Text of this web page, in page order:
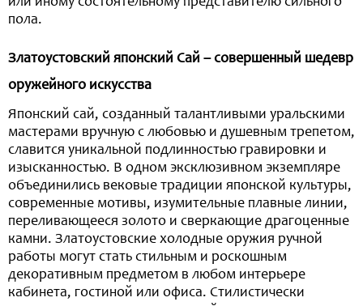
пола.
Златоустовский японский Сай – совершенный шедевр
оружейного искусства
Японский сай, созданный талантливыми уральскими
мастерами вручную с любовью и душевным трепетом,
славится уникальной подлинностью гравировки и
изысканностью. В одном эксклюзивном экземпляре
объединились вековые традиции японской культуры,
современные мотивы, изумительные плавные линии,
переливающееся золото и сверкающие драгоценные
камни. Златоустовские холодные оружия ручной
работы могут стать стильным и роскошным
декоративным предметом в любом интерьере
кабинета, гостиной или офиса. Стилистически